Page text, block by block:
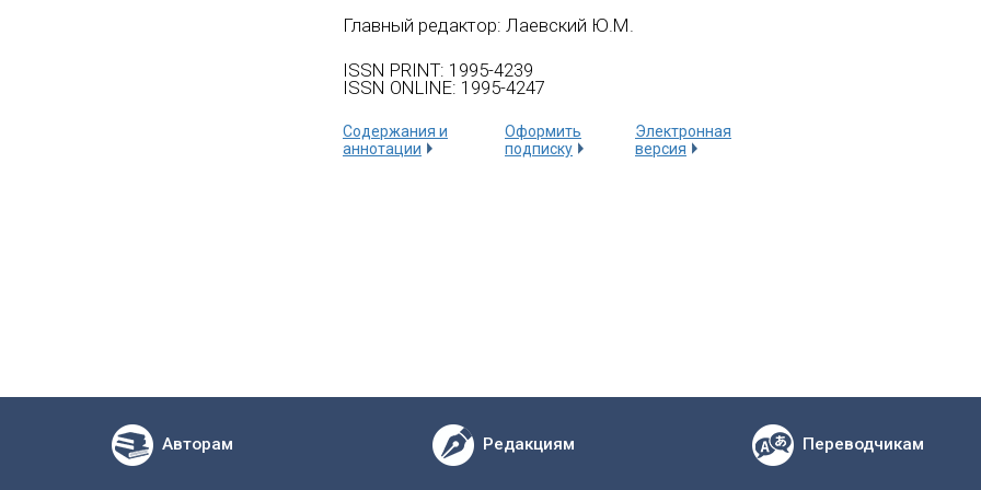
Главный редактор: Лаевский Ю.М.
ISSN PRINT: 1995-4239
ISSN ONLINE: 1995-4247
Содержания и
аннотации
Оформить
подписку
Электронная
версия
Авторам Редакциям Переводчикам